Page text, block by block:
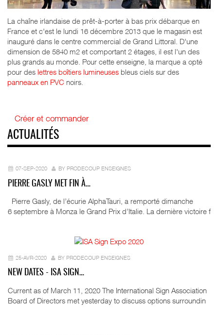
La chaîne irlandaise de prêt-à-porter à bas prix débarque en
France et c'est le lundi 16 décembre 2013 que le magasin est
inauguré dans le centre commercial de Grand Littoral. D'une
dimension de 5840 m2 et comportant 2 étages, il est l'un des
plus grands au monde. Pour cette enseigne, la marque a opté
pour des lettres boîtiers lumineuses bleus ciels sur des
panneaux en PVC noirs.
Créer et commander
ACTUALITÉS
07-SEP-2020 BY PRODECOUP ENSEIGNES
PIERRE GASLY MET FIN À…
Pierre Gasly, de l’écurie AlphaTauri, a remporté dimanche
6 septembre à Monza le Grand Prix d’Italie. La dernière victoire f
25-AVR-2020 BY PRODECOUP ENSEIGNES
NEW DATES - ISA SIGN…
Current as of March 11, 2020 The International Sign Association
Board of Directors met yesterday to discuss options surroundin